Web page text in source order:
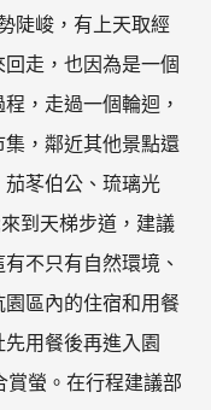
陡峻，有上天取經
走，也因為是一個
，走過一個輪迴，
，鄰近其他景點還
苳伯公、琉璃光
到天梯步道，建議
不只有自然環境、
區內的住宿和用餐
用餐後再進入園
賞螢。在行程建議部